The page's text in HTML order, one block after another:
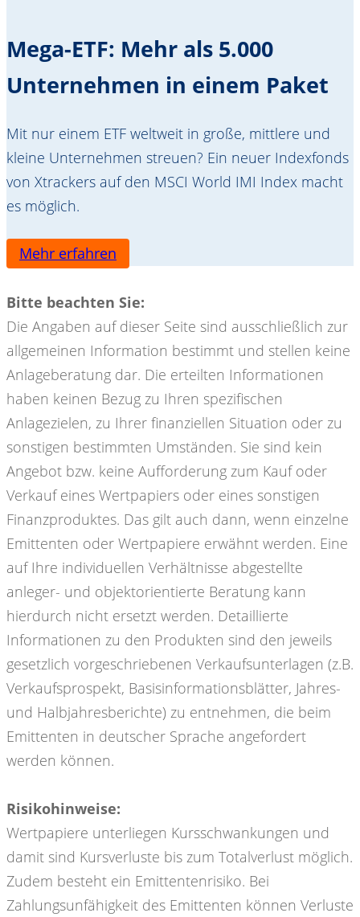
Mega-ETF: Mehr als 5.000
Unternehmen in einem Paket
Mit nur einem ETF weltweit in große, mittlere und
kleine Unternehmen streuen? Ein neuer Indexfonds
von Xtrackers auf den MSCI World IMI Index macht
es möglich.
Mehr erfahren
Bitte beachten Sie:
Die Angaben auf dieser Seite sind ausschließlich zur
allgemeinen Information bestimmt und stellen keine
Anlageberatung dar. Die erteilten Informationen
haben keinen Bezug zu Ihren spezifischen
Anlagezielen, zu Ihrer finanziellen Situation oder zu
sonstigen bestimmten Umständen. Sie sind kein
Angebot bzw. keine Aufforderung zum Kauf oder
Verkauf eines Wertpapiers oder eines sonstigen
Finanzproduktes. Das gilt auch dann, wenn einzelne
Emittenten oder Wertpapiere erwähnt werden. Eine
auf Ihre individuellen Verhältnisse abgestellte
anleger- und objektorientierte Beratung kann
hierdurch nicht ersetzt werden. Detaillierte
Informationen zu den Produkten sind den jeweils
gesetzlich vorgeschriebenen Verkaufsunterlagen (z.B.
Verkaufsprospekt, Basisinformationsblätter, Jahres-
und Halbjahresberichte) zu entnehmen, die beim
Emittenten in deutscher Sprache angefordert
werden können.
Risikohinweise:
Wertpapiere unterliegen Kursschwankungen und
damit sind Kursverluste bis zum Totalverlust möglich.
Zudem besteht ein Emittentenrisiko. Bei
Zahlungsunfähigkeit des Emittenten können Verluste